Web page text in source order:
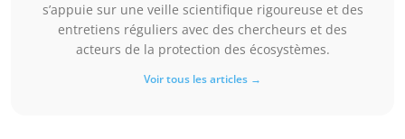
s’appuie sur une veille scientifique rigoureuse et des
entretiens réguliers avec des chercheurs et des
acteurs de la protection des écosystèmes.
Voir tous les articles →